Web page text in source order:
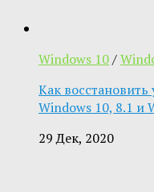
Windows 10/
Как
Windows 10, 8.1 и
29 Дек, 2020